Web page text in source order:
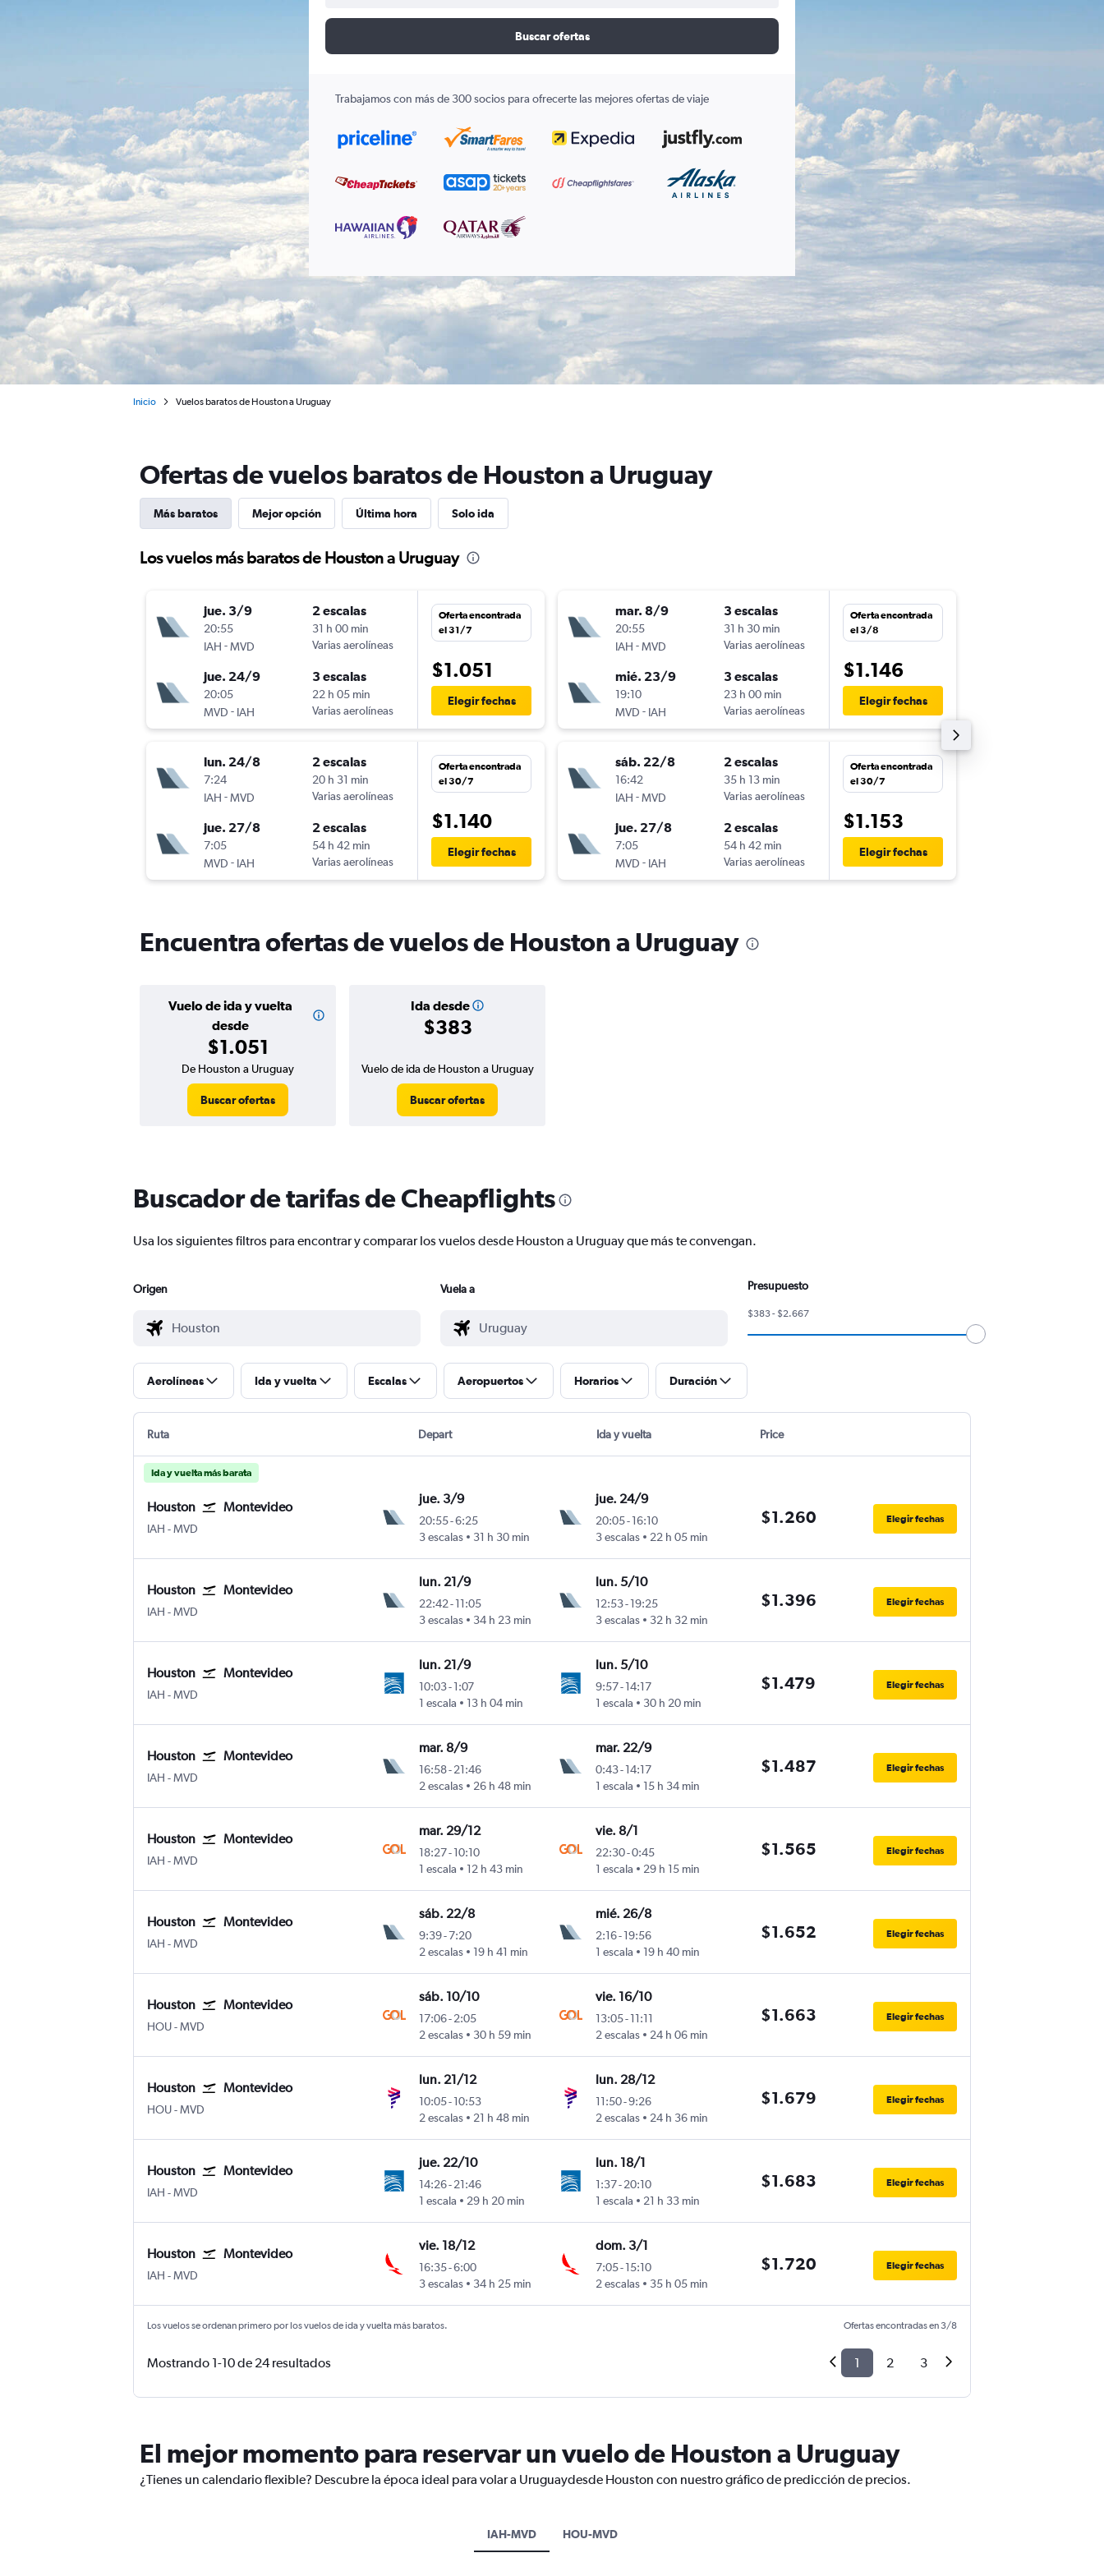
Buscar ofertas
Trabajamos con más de 300 socios para ofrecerte las mejores ofertas de viaje
Inicio Vuelos baratos de Houston a Uruguay
Ofertas de vuelos baratos de Houston a Uruguay
Más baratos Mejor opción Última hora Solo ida
Los vuelos más baratos de Houston a Uruguay
jue. 3/9
20:55
IAH -MVD
2 escalas
31 h 00 min
Varias aerolíneas
jue. 24/9
20:05
MVD - IAH
3 escalas
22 h 05 min
Varias aerolíneas
Oferta encontrada
el 31/7
$1.051
Elegir fechas
lun. 24/8
7:24
IAH -MVD
2 escalas
20 h 31 min
Varias aerolíneas
jue. 27/8
7:05
MVD - IAH
2 escalas
54 h 42 min
Varias aerolíneas
Oferta encontrada
el 30/7
$1.140
Elegir fechas
mar. 8/9
20:55
IAH -MVD
3 escalas
31 h 30 min
Varias aerolíneas
mié. 23/9
19:10
MVD - IAH
3 escalas
23 h 00 min
Varias aerolíneas
Oferta encontrada
el 3/8
$1.146
Elegir fechas
sáb. 22/8
16:42
IAH -MVD
2 escalas
35 h 13 min
Varias aerolíneas
jue. 27/8
7:05
MVD - IAH
2 escalas
54 h 42 min
Varias aerolíneas
Oferta encontrada
el 30/7
$1.153
Elegir fechas
Encuentra ofertas de vuelos de Houston a Uruguay
Vuelo de ida y vuelta
desde
$1.051
Ida desde
$383
De Houston a Uruguay
Buscar ofertas
Vuelo de ida de Houston a Uruguay
Buscar ofertas
Buscador de tarifas de Cheapflights
Usa los siguientes filtros para encontrar y comparar los vuelos desde Houston a Uruguay que más te convengan.
Origen Vuela a Presupuesto
$383 - $2.667
Aerolíneas Ida y vuelta Escalas Aeropuertos Horarios Duración
Ruta Depart Ida y vuelta Price
Ida y vuelta más barata
Houston Montevideo
IAH -MVD
jue. 3/9
20:55-6:25
3 escalas
31 h 30 min
jue. 24/9
20:05-16:10
3 escalas
22 h 05 min
$1.260 Elegir fechas
Houston Montevideo
IAH -MVD
lun. 21/9
22:42-11:05
3 escalas
34 h 23 min
lun. 5/10
12:53-19:25
3 escalas
32 h 32 min
$1.396 Elegir fechas
Houston Montevideo
IAH -MVD
lun. 21/9
10:03-1:07
1 escala
13 h 04 min
lun. 5/10
9:57-14:17
1 escala
30 h 20 min
$1.479 Elegir fechas
Houston Montevideo
IAH -MVD
mar. 8/9
16:58-21:46
2 escalas
26 h 48 min
mar. 22/9
0:43-14:17
1 escala
15 h 34 min
$1.487 Elegir fechas
Houston Montevideo
IAH -MVD
mar. 29/12
18:27-10:10
1 escala
12 h 43 min
vie. 8/1
22:30-0:45
1 escala
29 h 15 min
$1.565 Elegir fechas
Houston Montevideo
IAH -MVD
sáb. 22/8
9:39-7:20
2 escalas
19 h 41 min
mié. 26/8
2:16-19:56
1 escala
19 h 40 min
$1.652 Elegir fechas
Houston Montevideo
HOU-MVD
sáb. 10/10
17:06-2:05
2 escalas
30 h 59 min
vie. 16/10
13:05-11:11
2 escalas
24 h 06 min
$1.663 Elegir fechas
Houston Montevideo
HOU-MVD
lun. 21/12
10:05-10:53
2 escalas
21 h 48 min
lun. 28/12
11:50-9:26
2 escalas
24 h 36 min
$1.679 Elegir fechas
Houston Montevideo
IAH -MVD
jue. 22/10
14:26-21:46
1 escala
29 h 20 min
lun. 18/1
1:37-20:10
1 escala
21 h 33 min
$1.683 Elegir fechas
Houston Montevideo
IAH -MVD
vie. 18/12
16:35-6:00
3 escalas
34 h 25 min
dom. 3/1
7:05-15:10
2 escalas
35 h 05 min
$1.720 Elegir fechas
Los vuelos se ordenan primero por los vuelos de ida y vuelta más baratos. Ofertas encontradas en 3/8
Mostrando 1-10 de 24 resultados 1 2 3
El mejor momento para reservar un vuelo de Houston a Uruguay
¿Tienes un calendario flexible? Descubre la época ideal para volar a Uruguaydesde Houston con nuestro gráfico de predicción de precios.
IAH-MVD HOU-MVD